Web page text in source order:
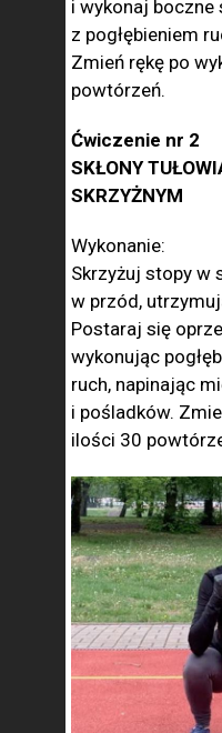
i wykonaj boczne
z pogłębieniem
Zmień rękę po
powtórzeń.
Ćwiczenie nr 2
SKŁONY
SKRZYŻNYM
Wykonanie:
Skrzyżuj stopy w
w przód,
Postaraj się
wykonując
ruch, napinając
i pośladków.
ilości 30